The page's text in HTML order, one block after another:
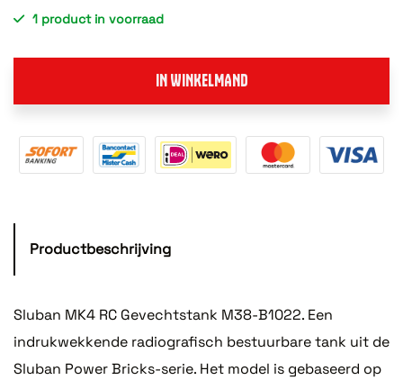
1 product in voorraad
IN WINKELMAND
Productbeschrijving
Sluban MK4 RC Gevechtstank M38-B1022. Een
indrukwekkende radiografisch bestuurbare tank uit de
Sluban Power Bricks-serie. Het model is gebaseerd op